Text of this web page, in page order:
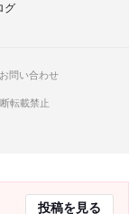
グ
投稿を見る
お問い合わせ
転載禁止